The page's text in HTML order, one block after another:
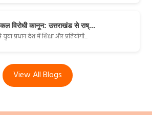
विरोधी कानून: उत्तराखंड से राष्...
प्रधान देश में शिक्षा और प्रतियोगी...
View All Blogs